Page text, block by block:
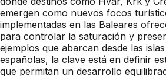
emergen como nuevos focos
implementadas en las Baleares
para controlar la saturación y
ejemplos que abarcan desde las
españolas, la clave está en definir
que permitan un desarrollo